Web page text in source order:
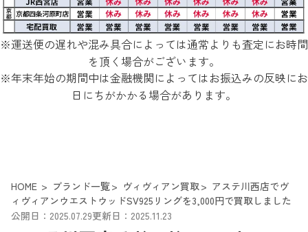
※運送便の遅れや混み具合によっては通常よりも査定にお時間
を頂く場合がございます。
※年末年始の期間中は金融機関によってはお振込みの反映にお
日にちがかかる場合があります。
HOME ブランド一覧 ヴィヴィアン買取
アステ川西店でヴ
ィヴィアンウエストウッドSV925リングを3,000円で買取しました
公開日：2025.07.29更新日：2025.11.23